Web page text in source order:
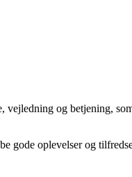
og betjening,
gode oplevelser og